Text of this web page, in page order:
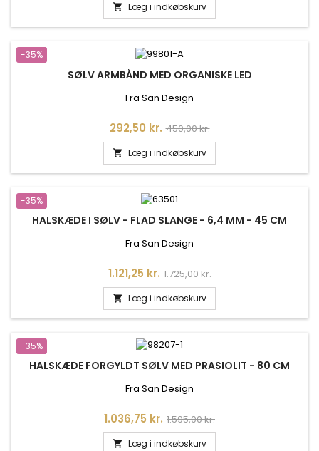
 Læg i indkøbskurv
-35%
SØLV ARMBÅND MED ORGANISKE LED
Fra San Design
Pris
292,50 kr. Normalpris
450,00 kr.
 Læg i indkøbskurv
-35%
HALSKÆDE I SØLV - FLAD SLANGE - 6,4 MM - 45 CM
Fra San Design
Pris
1.121,25 kr. Normalpris
1.725,00 kr.
 Læg i indkøbskurv
-35%
HALSKÆDE FORGYLDT SØLV MED PRASIOLIT - 80 CM
Fra San Design
Pris
1.036,75 kr. Normalpris
1.595,00 kr.
 Læg i indkøbskurv